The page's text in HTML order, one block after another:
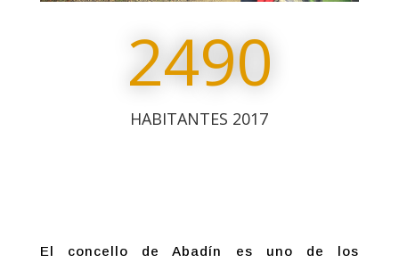
2490
HABITANTES 2017
El concello de Abadín es uno de los